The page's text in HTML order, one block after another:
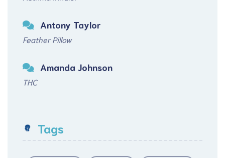
Antony Taylor
Feather Pillow
Amanda Johnson
THC
Tags